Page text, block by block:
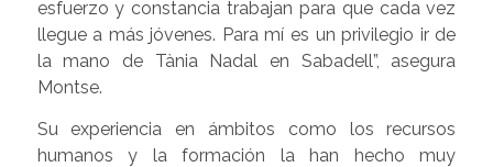
esfuerzo y constancia trabajan para que cada vez
llegue a más jóvenes. Para mí es un privilegio ir de
la mano de Tània Nadal en Sabadell”, asegura
Montse.
Su experiencia en ámbitos como los recursos
humanos y la formación la han hecho muy